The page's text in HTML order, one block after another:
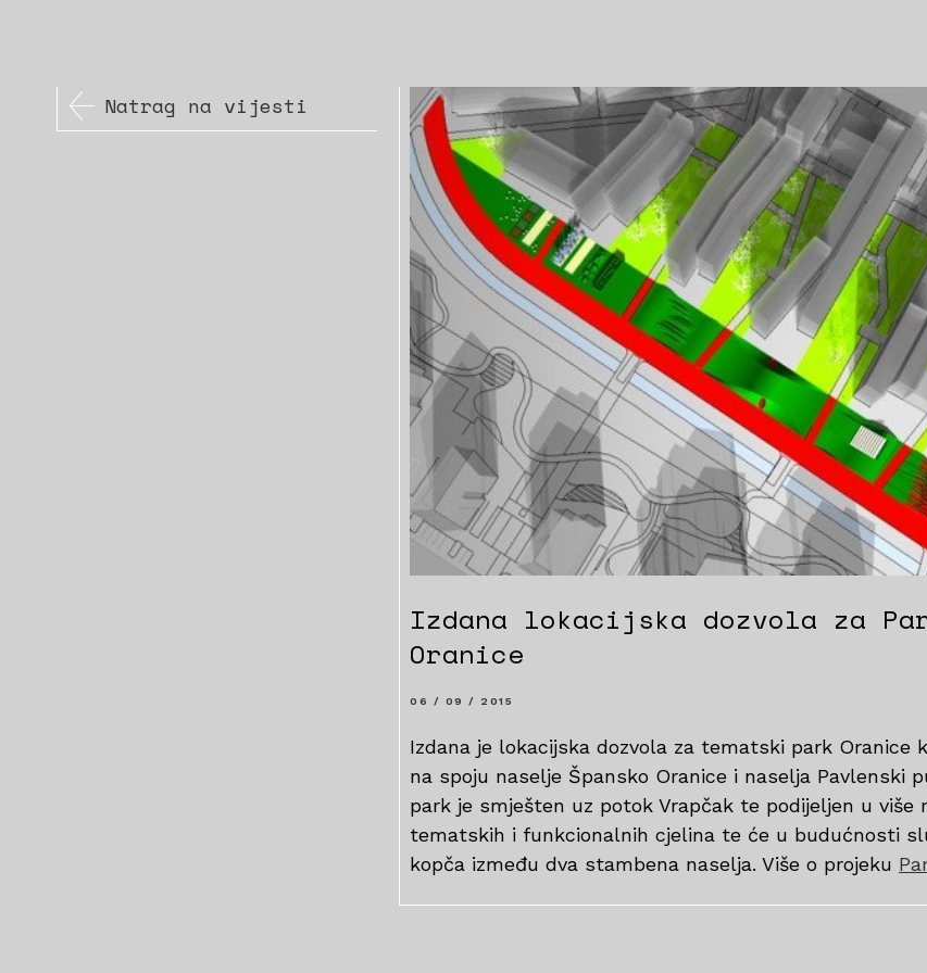
Natrag na vijesti
Izdana lokacijska dozvola za
Oranice
06 / 09 / 2015
Izdana je lokacijska dozvola za tematski park Oranice
na spoju naselje Špansko Oranice i naselja Pavlenski
park je smješten uz potok Vrapčak te podijeljen u više
tematskih i funkcionalnih cjelina te će u budućnosti
kopča između dva stambena naselja. Više o projeku